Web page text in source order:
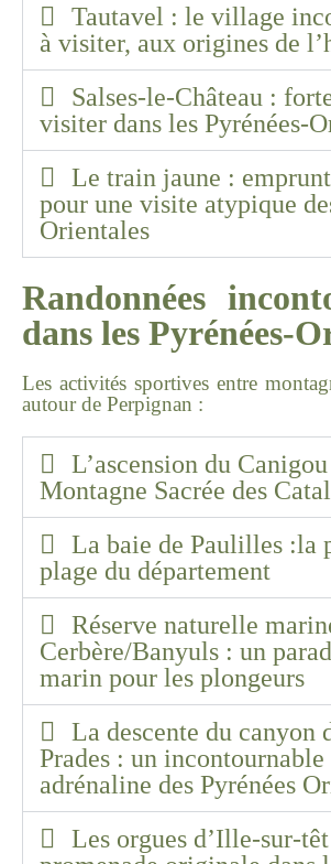
Tautavel : le village
à visiter, aux origines de
Salses-le-Château :
visiter dans les Pyrénées-
Le train jaune :
pour une visite atypique
Orientales ​
Randonnées
dans les Pyrénées-
Les activités sportives entre
autour de Perpignan :
L’ascension du
Montagne Sacrée des
La baie de Paulilles :la
plage du département
Réserve naturelle
Cerbère/Banyuls : un
marin pour les plongeurs
La descente du canyon
Prades : un
adrénaline des Pyrénées
Les orgues d’Ille-sur-